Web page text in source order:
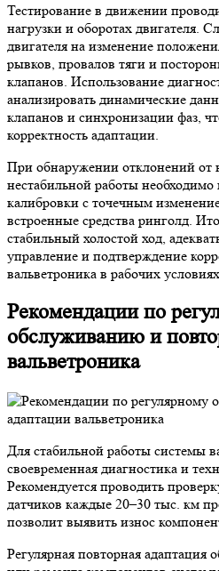
Тестирование в движении
нагрузки и оборотах двигателя.
двигателя на изменение
рывков, провалов тяги и
клапанов. Использование
анализировать динамические
клапанов и синхронизации фаз,
корректность адаптации.
При обнаружении отклонений от
нестабильной работы необходимо
калибровки с точечным
встроенные средства ринголд.
стабильный холостой ход,
управление и подтверждение
вальветроника в рабочих условиях.
Рекомендации по
обслуживанию и
вальветроника
Для стабильной работы системы
своевременная диагностика и
Рекомендуется проводить
датчиков каждые 20–30 тыс. км
позволит выявить износ
Регулярная повторная адаптация